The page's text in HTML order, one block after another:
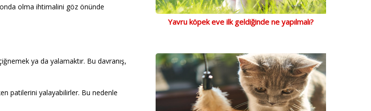
olma ihtimalini göz önünde
ya da yalamaktır. Bu davranış,
patilerini yalayabilirler. Bu nedenle
Yavru köpek eve ilk geldiğinde ne yapılmalı?